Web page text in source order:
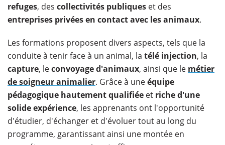
refuges, des collectivités publiques et des
entreprises privées en contact avec les animaux.
Les formations proposent divers aspects, tels que la
conduite à tenir face à un animal, la télé injection, la
capture, leconvoyage d'animaux, ainsi que le métier
de soigneur animalier. Grâce à uneéquipe
pédagogique hautement qualifiée et riche d'une
solide expérience, les apprenants ont l'opportunité
d'étudier, d'échanger et d'évoluer tout au long du
programme, garantissant ainsi une montée en